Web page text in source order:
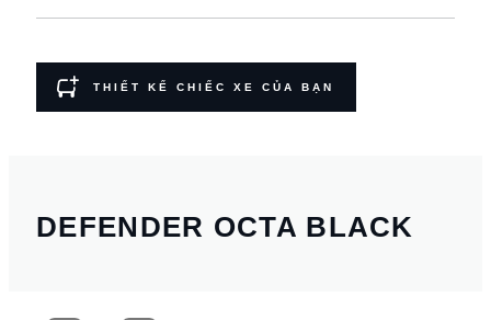
THIẾT KẾ CHIẾC XE CỦA BẠN
DEFENDER OCTA BLACK